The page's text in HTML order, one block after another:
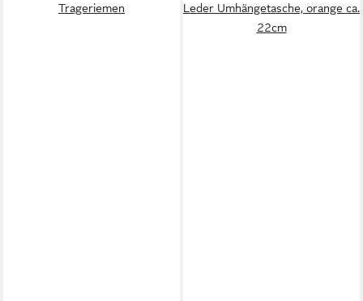
Trageriemen
Leder Umhängetasche, orange ca.
22cm